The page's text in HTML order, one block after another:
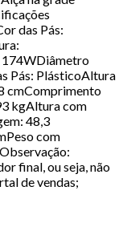
das Pás:
174WDiâmetro
Pás: PlásticoAltura
cmComprimento
kgAltura com
48,3
com
final, ou seja, não
de vendas;